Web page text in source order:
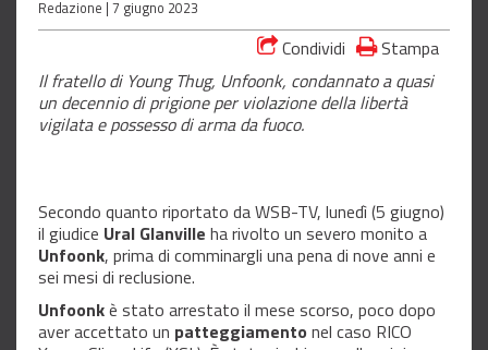
Redazione | 7 giugno 2023
Condividi
Stampa
Il fratello di Young Thug, Unfoonk, condannato a quasi
un decennio di prigione per violazione della libertà
vigilata e possesso di arma da fuoco.
Secondo quanto riportato da WSB-TV, lunedì (5 giugno)
il giudice Ural Glanville ha rivolto un severo monito a
Unfoonk, prima di comminargli una pena di nove anni e
sei mesi di reclusione.
Unfoonkè stato arrestato il mese scorso, poco dopo
aver accettato un patteggiamento nel caso RICO